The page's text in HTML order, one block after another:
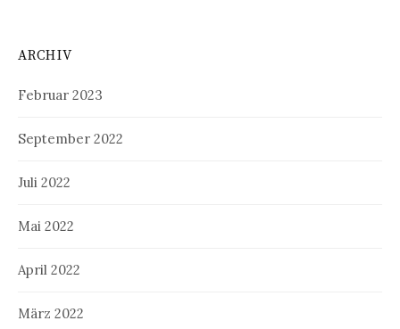
ARCHIV
Februar 2023
September 2022
Juli 2022
Mai 2022
April 2022
März 2022